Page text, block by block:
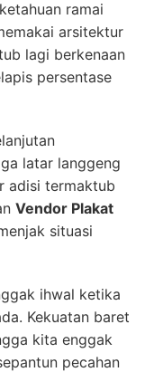
ramai
arsitektur
lagi berkenaan
persentase
latar langgeng
adisi termaktub
Vendor Plakat
situasi
ihwal ketika
Kekuatan baret
kita enggak
pecahan